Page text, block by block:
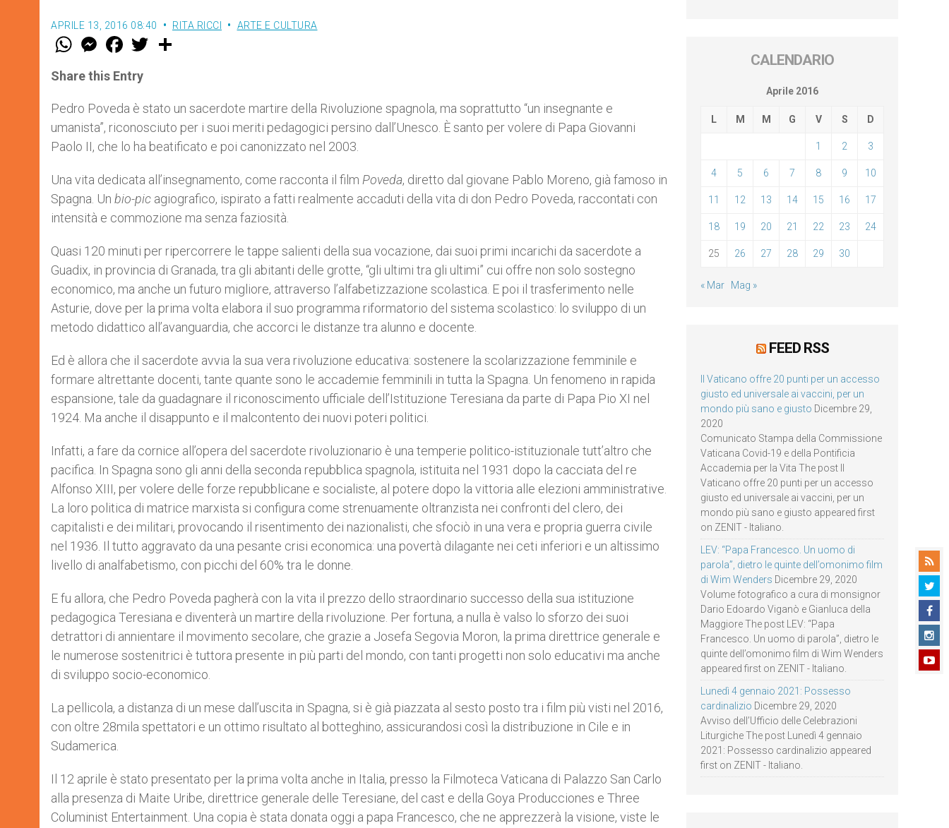
APRILE 13, 2016 08:40 RITA RICCI ARTE E CULTURA
W
t
s
p
p
M
e
s
e
g
e
r
F
a
e
b
o
k
w
r
Share this Entry
Pedro Poveda è stato un sacerdote martire della Rivoluzione spagnola, ma soprattutto “un insegnante e
umanista”, riconosciuto per i suoi meriti pedagogici persino dall’Unesco. È santo per volere di Papa Giovanni
Paolo II, che lo ha beatificato e poi canonizzato nel 2003.
Una vita dedicata all’insegnamento, come racconta il film Poveda, diretto dal giovane Pablo Moreno, già famoso in
Spagna. Un bio-pic agiografico, ispirato a fatti realmente accaduti della vita di don Pedro Poveda, raccontati con
intensità e commozione ma senza faziosità.
Quasi 120 minuti per ripercorrere le tappe salienti della sua vocazione, dai suoi primi incarichi da sacerdote a
Guadix, in provincia di Granada, tra gli abitanti delle grotte, “gli ultimi tra gli ultimi” cui offre non solo sostegno
economico, ma anche un futuro migliore, attraverso l’alfabetizzazione scolastica. E poi il trasferimento nelle
Asturie, dove per la prima volta elabora il suo programma riformatorio del sistema scolastico: lo sviluppo di un
metodo didattico all’avanguardia, che accorci le distanze tra alunno e docente.
Ed è allora che il sacerdote avvia la sua vera rivoluzione educativa: sostenere la scolarizzazione femminile e
formare altrettante docenti, tante quante sono le accademie femminili in tutta la Spagna. Un fenomeno in rapida
espansione, tale da guadagnare il riconoscimento ufficiale dell’Istituzione Teresiana da parte di Papa Pio XI nel
1924. Ma anche il disappunto e il malcontento dei nuovi poteri politici.
Infatti, a fare da cornice all’opera del sacerdote rivoluzionario è una temperie politico-istituzionale tutt’altro che
pacifica. In Spagna sono gli anni della seconda repubblica spagnola, istituita nel 1931 dopo la cacciata del re
Alfonso XIII, per volere delle forze repubblicane e socialiste, al potere dopo la vittoria alle elezioni amministrative.
La loro politica di matrice marxista si configura come strenuamente oltranzista nei confronti del clero, dei
capitalisti e dei militari, provocando il risentimento dei nazionalisti, che sfociò in una vera e propria guerra civile
nel 1936. Il tutto aggravato da una pesante crisi economica: una povertà dilagante nei ceti inferiori e un altissimo
livello di analfabetismo, con picchi del 60% tra le donne.
E fu allora, che Pedro Poveda pagherà con la vita il prezzo dello straordinario successo della sua istituzione
pedagogica Teresiana e diventerà un martire della rivoluzione. Per fortuna, a nulla è valso lo sforzo dei suoi
detrattori di annientare il movimento secolare, che grazie a Josefa Segovia Moron, la prima direttrice generale e
le numerose sostenitrici è tuttora presente in più parti del mondo, con tanti progetti non solo educativi ma anche
di sviluppo socio-economico.
La pellicola, a distanza di un mese dall’uscita in Spagna, si è già piazzata al sesto posto tra i film più visti nel 2016,
con oltre 28mila spettatori e un ottimo risultato al botteghino, assicurandosi così la distribuzione in Cile e in
Sudamerica.
Il 12 aprile è stato presentato per la prima volta anche in Italia, presso la Filmoteca Vaticana di Palazzo San Carlo
alla presenza di Maite Uribe, direttrice generale delle Teresiane, del cast e della Goya Producciones e Three
Columinist Entertainment. Una copia è stata donata oggi a papa Francesco, che ne apprezzerà la visione, viste le
CALENDARIO
Aprile 2016
L M M G V S D
1 2 3
4 5 6 7 8 9 10
11 12 13 14 15 16 17
18 19 20 21 22 23 24
25 26 27 28 29 30
« Mar Mag »
FEED RSS
Il Vaticano offre 20 punti per un accesso
giusto ed universale ai vaccini, per un
mondo più sano e giusto Dicembre 29,
2020
Comunicato Stampa della Commissione
Vaticana Covid-19 e della Pontificia
Accademia per la Vita The post Il
Vaticano offre 20 punti per un accesso
giusto ed universale ai vaccini, per un
mondo più sano e giusto appeared first
on ZENIT - Italiano.
LEV: “Papa Francesco. Un uomo di
parola”, dietro le quinte dell’omonimo film
di Wim Wenders Dicembre 29, 2020
Volume fotografico a cura di monsignor
Dario Edoardo Viganò e Gianluca della
Maggiore The post LEV: “Papa
Francesco. Un uomo di parola”, dietro le
quinte dell’omonimo film di Wim Wenders
appeared first on ZENIT - Italiano.
Lunedì 4 gennaio 2021: Possesso
cardinalizio Dicembre 29, 2020
Avviso dell’Ufficio delle Celebrazioni
Liturgiche The post Lunedì 4 gennaio
2021: Possesso cardinalizio appeared
first on ZENIT - Italiano.